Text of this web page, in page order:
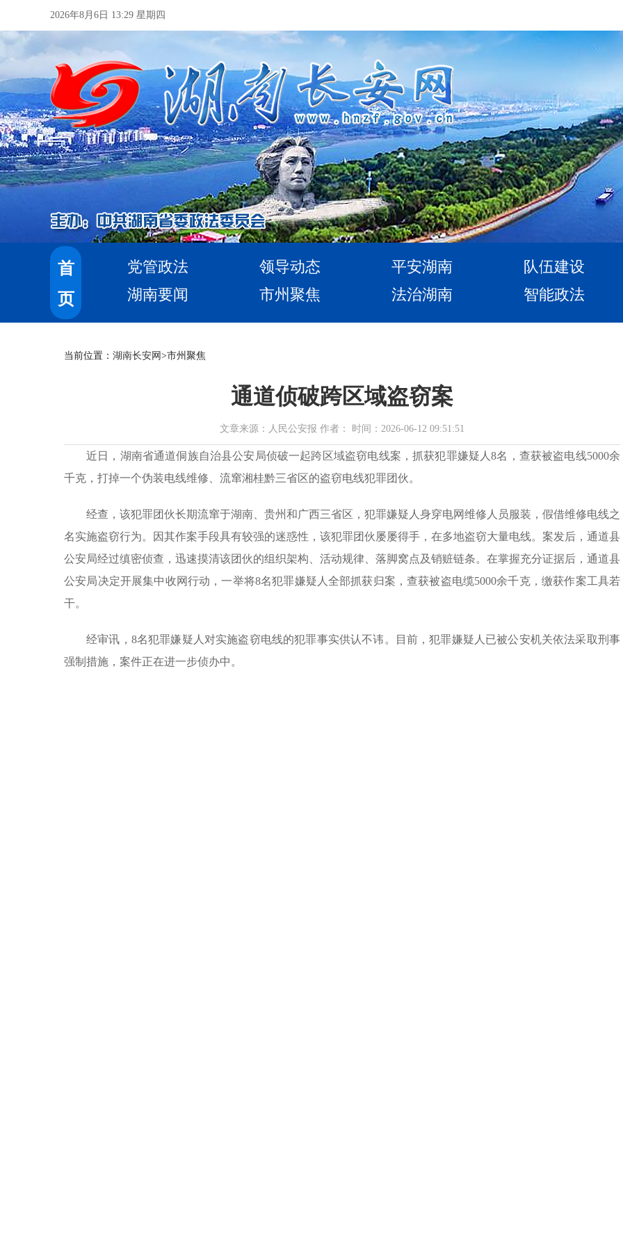
2026年8月6日 13:29 星期四
首
页
党管政法 领导动态 平安湖南
队伍建设
湖南要闻
市州聚焦 法治湖南 智能政法
当前位置： 湖南长安网 >市州聚焦
通道侦破跨区域盗窃案
文章来源：人民公安报 作者： 时间：2026-06-12 09:51:51
近日，湖南省通道侗族自治县公安局侦破一起跨区域盗窃电线案，抓获犯罪嫌疑人8名，查获被盗电线5000余
千克，打掉一个伪装电线维修、流窜湘桂黔三省区的盗窃电线犯罪团伙。
经查，该犯罪团伙长期流窜于湖南、贵州和广西三省区，犯罪嫌疑人身穿电网维修人员服装，假借维修电线之
名实施盗窃行为。因其作案手段具有较强的迷惑性，该犯罪团伙屡屡得手，在多地盗窃大量电线。案发后，通道县
公安局经过缜密侦查，迅速摸清该团伙的组织架构、活动规律、落脚窝点及销赃链条。在掌握充分证据后，通道县
公安局决定开展集中收网行动，一举将8名犯罪嫌疑人全部抓获归案，查获被盗电缆5000余千克，缴获作案工具若
干。
经审讯，8名犯罪嫌疑人对实施盗窃电线的犯罪事实供认不讳。目前，犯罪嫌疑人已被公安机关依法采取刑事
强制措施，案件正在进一步侦办中。